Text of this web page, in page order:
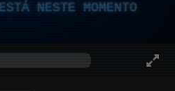
NESTE MOMENTO